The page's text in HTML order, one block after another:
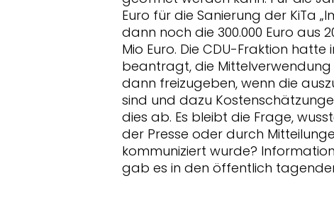
Euro für die Sanierung der KiTa
dann noch die 300.000 Euro aus
Mio Euro. Die CDU-Fraktion
beantragt, die
dann freizugeben, wenn die
sind und dazu
dies ab. Es bleibt die Frage,
der Presse oder durch
kommuniziert wurde?
gab es in den öffentlich